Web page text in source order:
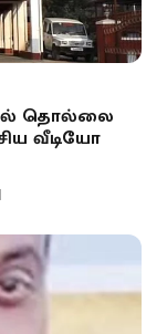
தொல்லை
வீடியோ